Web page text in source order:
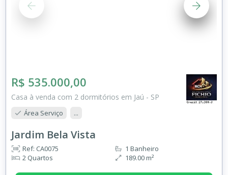
R$ 535.000,00
Casa à venda com 2 dormitórios em Jaú - SP
Área Serviço ...
Jardim Bela Vista
Ref: CA0075
2 Quartos
1 Banheiro
189.00 m²